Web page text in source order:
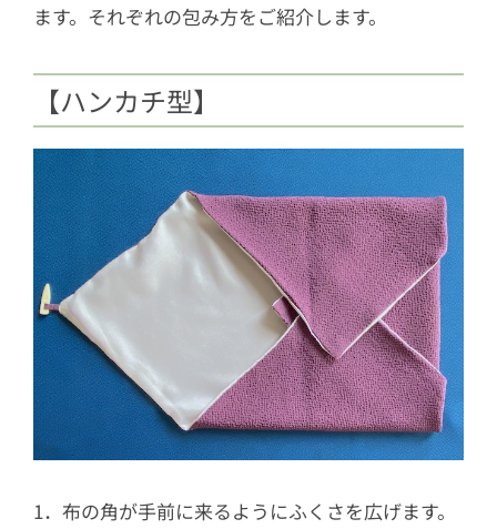
ます。それぞれの包み方をご紹介します。
【ハンカチ型】
1．布の角が手前に来るようにふくさを広げます。